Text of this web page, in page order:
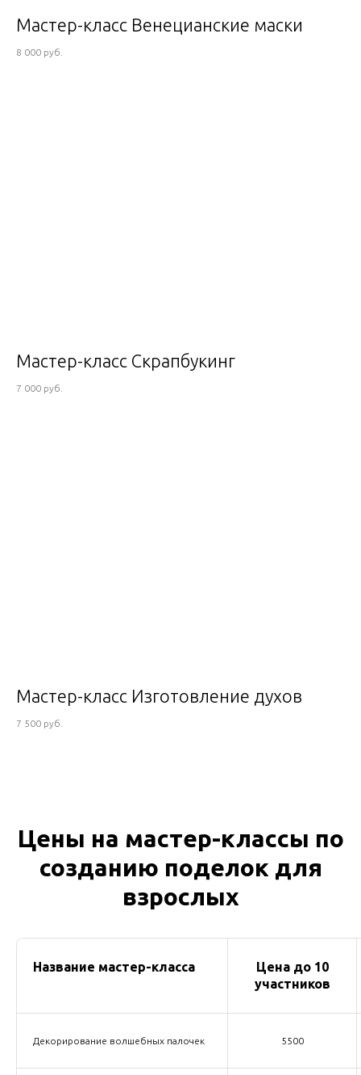
Мастер-класс Венецианские маски
8 000 руб.
Мастер-класс Скрапбукинг
7 000 руб.
Мастер-класс Изготовление духов
7 500 руб.
Цены на мастер-классы по
созданию поделок для
взрослых
Название мастер-класса
Цена до 10
участников
Декорирование волшебных палочек 5500